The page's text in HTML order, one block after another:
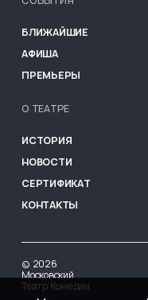
MENU FOOTER
БЛИЖАЙШИЕ
АФИША
ПРЕМЬЕРЫ
О ТЕАТРЕ
ИСТОРИЯ
НОВОСТИ
СЕРТИФИКАТ
КОНТАКТЫ
© 2026
Московский
Театр Комедии